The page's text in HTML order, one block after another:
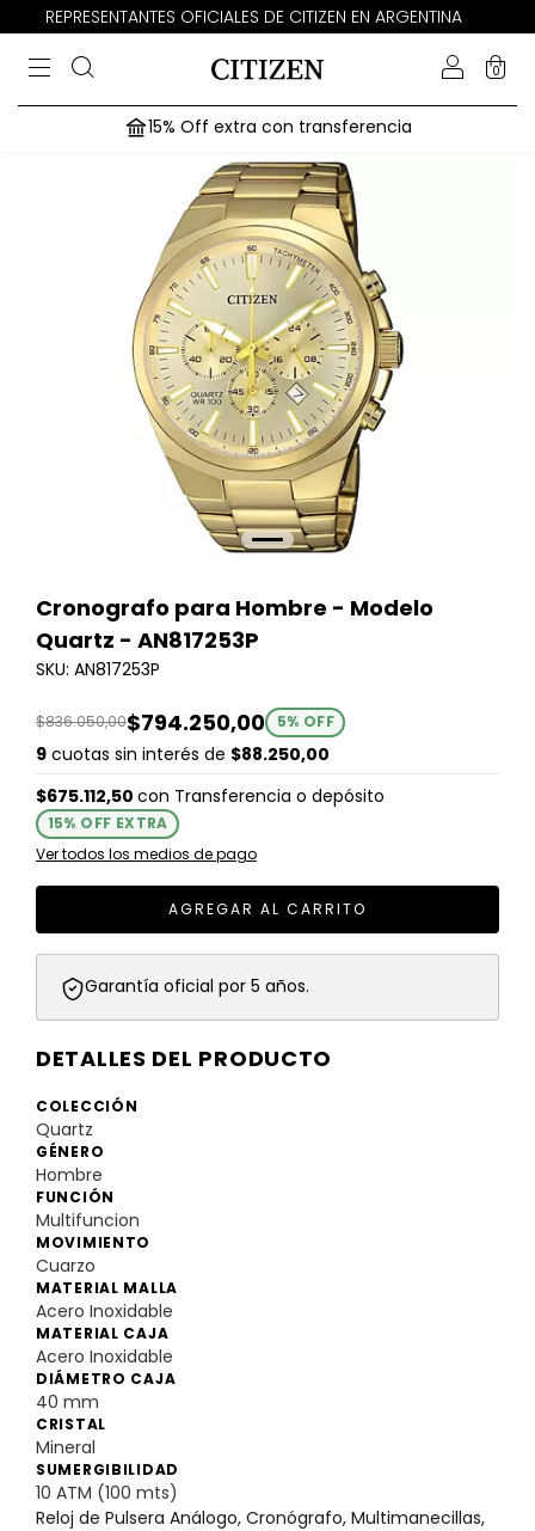
REPRESENTANTES OFICIALES DE CITIZEN EN ARGENTINA
0
15% Off extra con transferencia
Cronografo para Hombre - Modelo
Quartz - AN817253P
SKU: AN817253P
$836.050,00$794.250,00 5% OFF
9 cuotas sin interés de $88.250,00
$675.112,50 con Transferencia o depósito
15% OFF EXTRA
Ver todos los medios de pago
Garantía oficial por 5 años.
DETALLES DEL PRODUCTO
COLECCIÓN
Quartz
GÉNERO
Hombre
FUNCIÓN
Multifuncion
MOVIMIENTO
Cuarzo
MATERIAL MALLA
Acero Inoxidable
MATERIAL CAJA
Acero Inoxidable
DIÁMETRO CAJA
40 mm
CRISTAL
Mineral
SUMERGIBILIDAD
10 ATM (100 mts)
Reloj de Pulsera Análogo, Cronógrafo, Multimanecillas,